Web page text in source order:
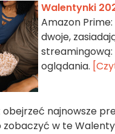
Walentynki
Amazon
dwoje,
streamingową:
oglądania.
obejrzeć najnowsze
w te